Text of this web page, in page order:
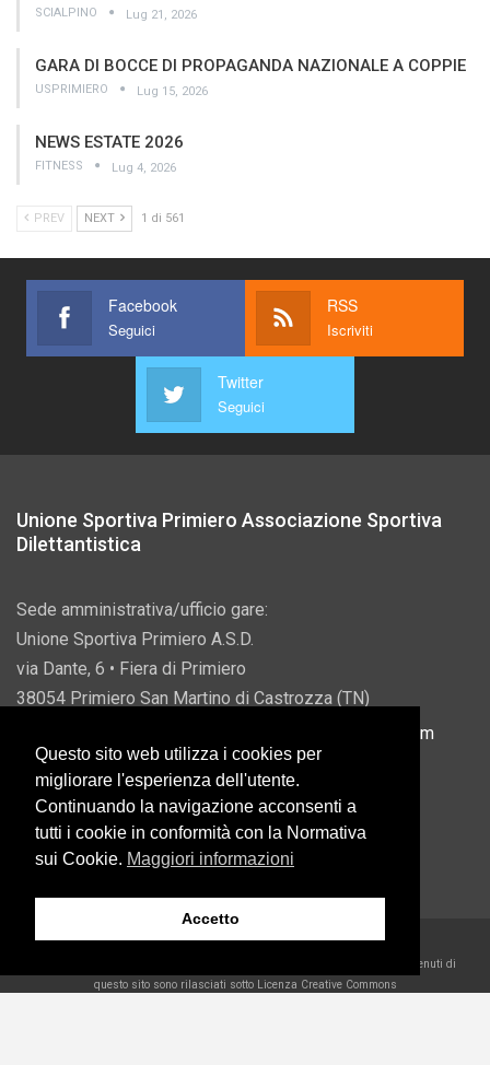
SCIALPINO Lug 21, 2026
GARA DI BOCCE DI PROPAGANDA NAZIONALE A COPPIE
USPRIMIERO Lug 15, 2026
NEWS ESTATE 2026
FITNESS Lug 4, 2026
PREV NEXT 1 di 561
Facebook
Seguici
RSS
Iscriviti
Twitter
Seguici
Unione Sportiva Primiero Associazione Sportiva
Dilettantistica
Sede amministrativa/ufficio gare:
Unione Sportiva Primiero A.S.D.
via Dante, 6 • Fiera di Primiero
38054 Primiero San Martino di Castrozza (TN)
info@usprimiero.com
Vantaggi da Pubblica Amministrazione
Eccetto dove diversamente specificato, i contenuti di
questo sito sono rilasciati sotto Licenza Creative Commons
Questo sito web utilizza i cookies per
migliorare l'esperienza dell'utente.
Continuando la navigazione acconsenti a
tutti i cookie in conformità con la Normativa
sui Cookie. Maggiori informazioni
Accetto